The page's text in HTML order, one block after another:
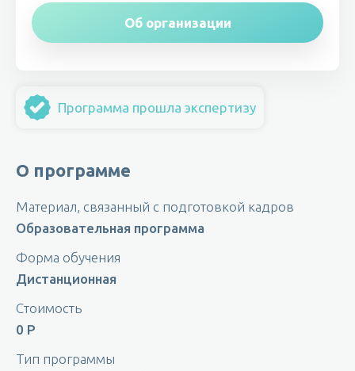
Программа прошла экспертизу
О программе
Материал, связанный с подготовкой кадров
Образовательная программа
Форма обучения
Дистанционная
Стоимость
0 Р
Тип программы
Об организации